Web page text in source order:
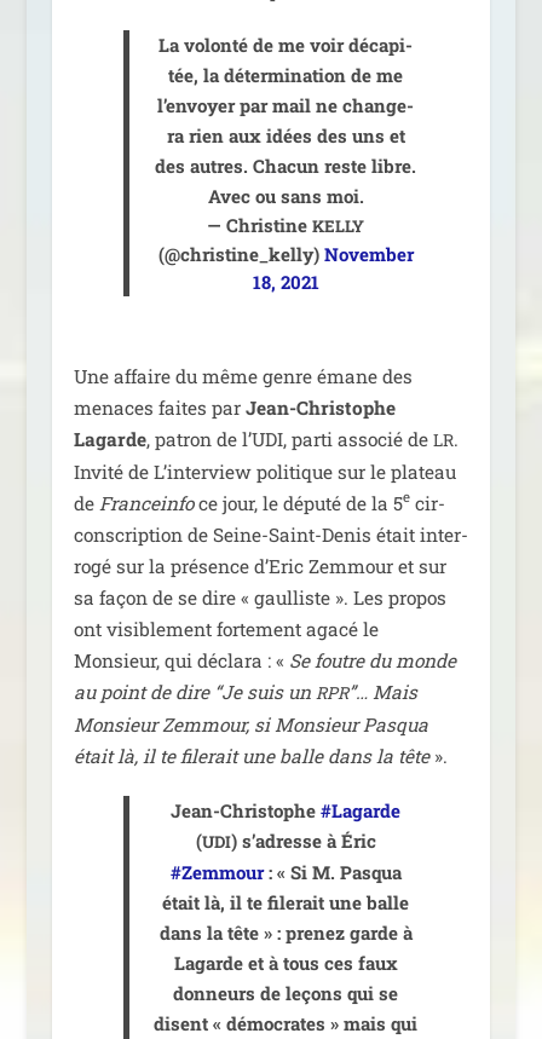
La volon­té de me voir déca­pi­
tée, la déter­mi­na­tion de me
l’envoyer par mail ne chan­ge­
ra rien aux idées des uns et
des autres. Chacun reste libre.
Avec ou sans moi.
— ChristineKELLY
(@christine_kelly) November
18, 2021
Une affaire du même genre émane des
menaces faites par Jean-Christophe
Lagarde, patron de l’UDI, par­ti asso­cié de LR.
Invité de L’interview poli­tique sur le pla­teau
de Franceinfoce jour, le dépu­té de la 5ecir­
cons­crip­tion de Seine-Saint-Denis était inter­
ro­gé sur la pré­sence d’Eric Zemmour et sur
sa façon de se dire « gaul­liste ». Les pro­pos
ont visi­ble­ment for­te­ment aga­cé le
Monsieur, qui décla­ra : « Se foutre du monde
au point de dire “Je suis un RPR”… Mais
Monsieur Zemmour, si Monsieur Pasqua
était là, il te file­rait une balle dans la tête».
Jean-Christophe#Lagarde
(UDI) s’adresse à Éric
#Zemmour: « Si M. Pasqua
était là, il te file­rait une balle
dans la tête » : pre­nez garde à
Lagarde et à tous ces faux
don­neurs de leçons qui se
disent « démo­crates » mais qui